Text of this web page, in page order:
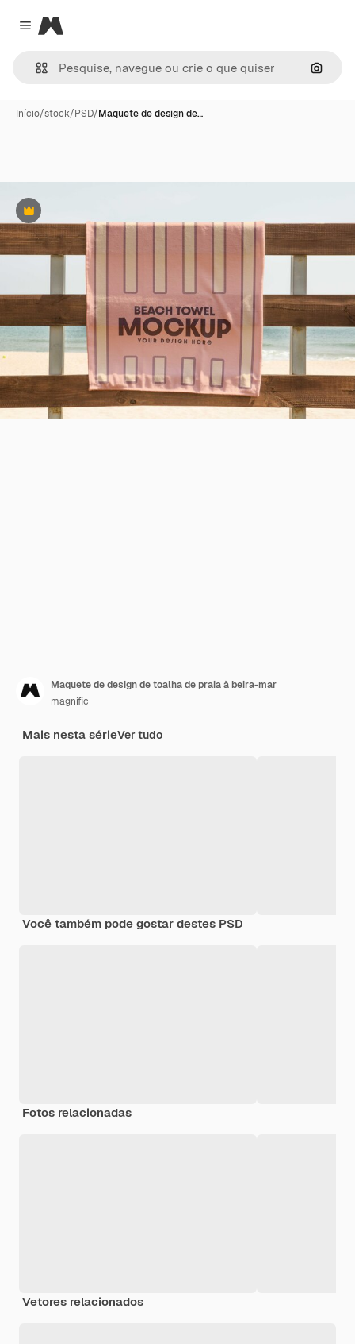
Close menu
Magnific
Início/stock/PSD/Maquete de design de…
Premium
Maquete de design de toalha de praia à beira-mar
magnific
Mais nesta sérieVer tudo
Você também pode gostar destes PSD
Fotos relacionadas
Vetores relacionados